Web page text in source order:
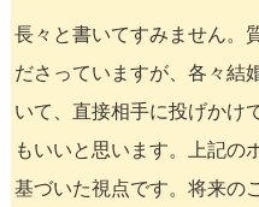
長々と書いてすみません。
ださっていますが、各々結
いて、直接相手に投げかけ
もいいと思います。上記の
基づいた視点です。将来の